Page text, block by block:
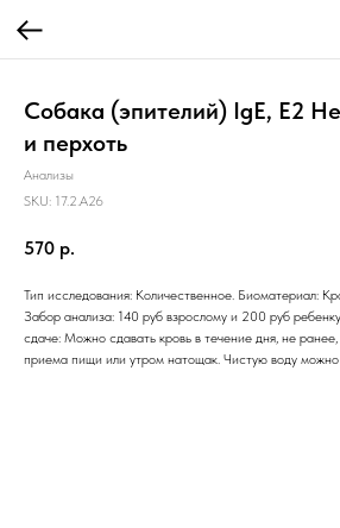
Собака (эпителий) IgE, E2
и перхоть
Анализы
SKU: 17.2.A26
570 р.
Тип исследования: Количественное. Биоматериал:
Забор анализа: 140 руб взрослому и 200 руб
сдаче: Можно сдавать кровь в течение дня, не
приема пищи или утром натощак. Чистую воду